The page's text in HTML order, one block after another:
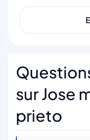
sur Jose
prieto